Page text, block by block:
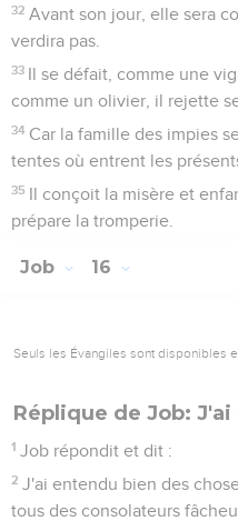
32 Avant son jour, elle sera
verdira pas.
33 Il se défait, comme une
comme un olivier, il rejette
34 Car la famille des impies
tentes où entrent les
35 Il conçoit la misère et
prépare la tromperie.
Job 16
Seuls les Évangiles sont disponibles
Réplique de Job:
1 Job répondit et dit :
2 J'ai entendu bien des
tous des consolateurs